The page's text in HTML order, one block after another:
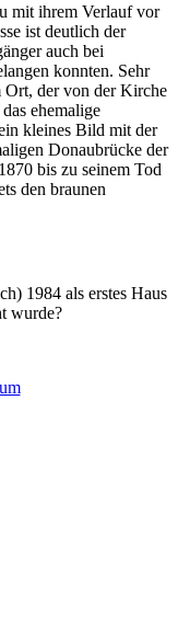
mit ihrem Verlauf vor
ist deutlich der
auch bei
konnten. Sehr
Ort, der von der Kirche
ehemalige
kleines Bild mit der
Donaubrücke der
bis zu seinem Tod
den braunen
1984 als erstes Haus
wurde?